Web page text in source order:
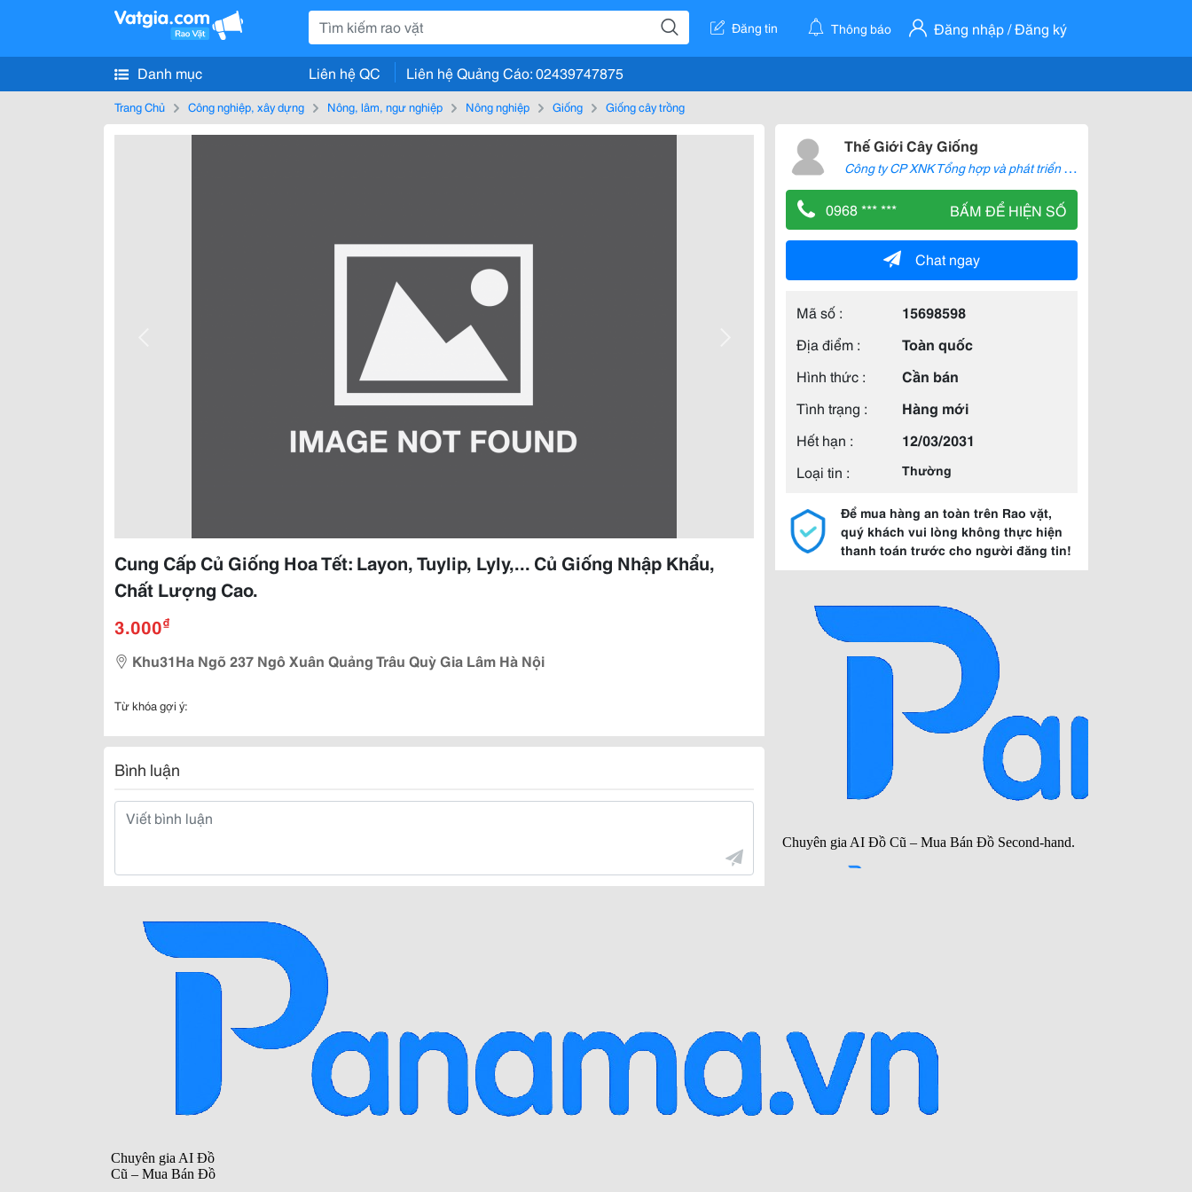
Đăng tin Thông báo Đăng nhập / Đăng ký
Danh mục Liên hệ QC Liên hệ Quảng Cáo: 02439747875
Trang Chủ Công nghiệp, xây dựng Nông, lâm, ngư nghiệp Nông nghiệp Giống Giống cây trồng
Cung Cấp Củ Giống Hoa Tết: Layon, Tuylip, Lyly,... Củ Giống Nhập Khẩu,
Chất Lượng Cao.
3.000₫
Khu31Ha Ngõ 237 Ngô Xuân Quảng Trâu Quỳ Gia Lâm Hà Nội
Từ khóa gợi ý:
Bình luận
Thế Giới Cây Giống
C
ông ty CP XNK Tổng hợp và phát triển Nông nghiệp Công nghệ cao
0968 *** *** BẤM ĐỂ HIỆN SỐ
Chat ngay
Mã số :
15698598
Địa điểm :
Toàn quốc
Hình thức :
Cần bán
Tình trạng :
Hàng mới
Hết hạn :
12/03/2031
Loại tin :
Thường
Để mua hàng an toàn trên Rao vặt,
quý khách vui lòng không thực hiện
thanh toán trước cho người đăng tin!